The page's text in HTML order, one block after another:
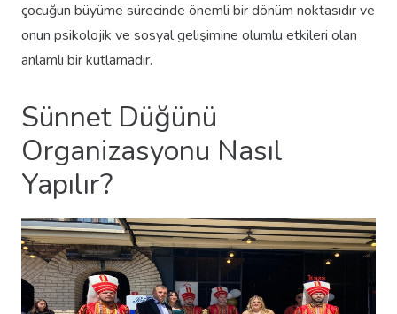
çocuğun büyüme sürecinde önemli bir dönüm noktasıdır ve
onun psikolojik ve sosyal gelişimine olumlu etkileri olan
anlamlı bir kutlamadır.
Sünnet Düğünü
Organizasyonu Nasıl
Yapılır?